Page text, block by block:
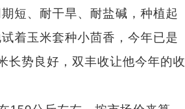
短、耐干旱、耐盐碱，种植起
着玉米套种小茴香，今年已是
长势良好，双丰收让他今年的收